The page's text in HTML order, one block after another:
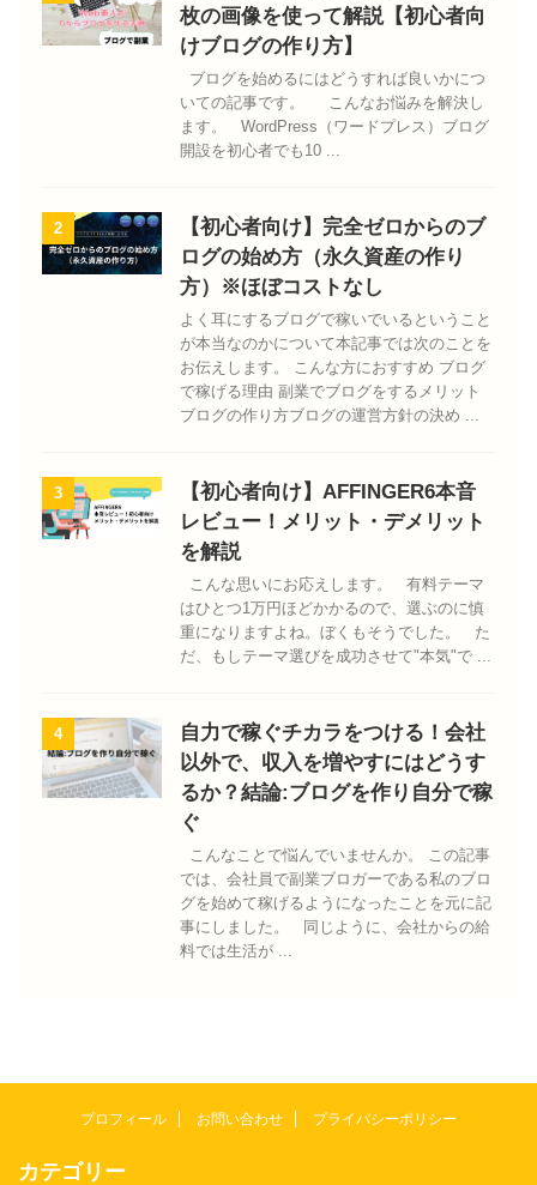
枚の画像を使って解説【初心者向
けブログの作り方】
ブログを始めるにはどうすれば良いかにつ
いての記事です。 こんなお悩みを解決し
ます。 WordPress（ワードプレス）ブログ
開設を初心者でも10 ...
2
【初心者向け】完全ゼロからのブ
ログの始め方（永久資産の作り
方）※ほぼコストなし
よく耳にするブログで稼いでいるということ
が本当なのかについて本記事では次のことを
お伝えします。 こんな方におすすめ ブログ
で稼げる理由 副業でブログをするメリット
ブログの作り方ブログの運営方針の決め ...
3
【初心者向け】AFFINGER6本音
レビュー！メリット・デメリット
を解説
こんな思いにお応えします。 有料テーマ
はひとつ1万円ほどかかるので、選ぶのに慎
重になりますよね。ぼくもそうでした。 た
だ、もしテーマ選びを成功させて"本気"で ...
4
自力で稼ぐチカラをつける！会社
以外で、収入を増やすにはどうす
るか？結論:ブログを作り自分で稼
ぐ
こんなことで悩んでいませんか。 この記事
では、会社員で副業ブロガーである私のブロ
グを始めて稼げるようになったことを元に記
事にしました。 同じように、会社からの給
料では生活が ...
プロフィール お問い合わせ プライバシーポリシー
カテゴリー